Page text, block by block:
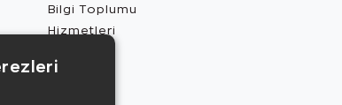
Bilgi Toplumu
Hizmetleri